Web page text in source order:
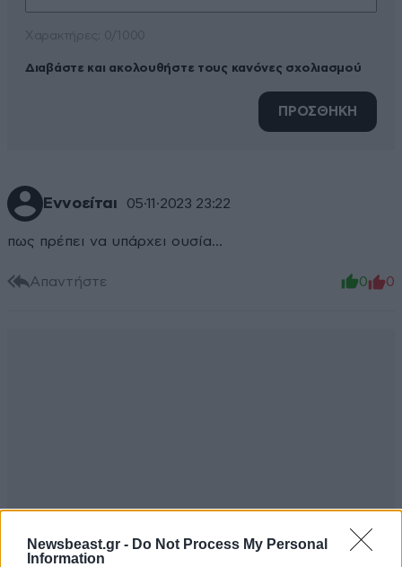
Newsbeast.gr - Do Not Process My Personal
Information
Διαβάστε και ακολουθήστε τους κανόνες σχολιασμού
ΠΡΟΣΘΗΚΗ
Εννοείται 05·11·2023 23:22
πως πρέπει να υπάρχει ουσία...
Απαντήστε 0 0